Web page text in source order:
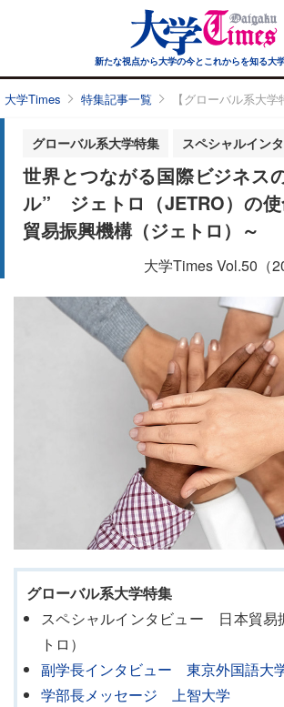
新たな視点から大学の今とこれからを知る大
大学Times 特集記事一覧 【グローバル系大
グローバル系大学特集 スペシャルイン
世界とつながる国際ビジネス
ル” ジェトロ（JETRO）の
貿易振興機構（ジェトロ）～
大学Times Vol.50（
グローバル系大学特集
スペシャルインタビュー 日本貿易
トロ）
副学長インタビュー 東京外国語大
学部長メッセージ 上智大学